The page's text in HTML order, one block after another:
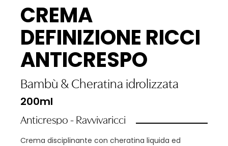
CREMA
DEFINIZIONE RICCI
ANTICRESPO
Bambù&Cheratina idrolizzata
200ml
Anticrespo - Ravvivaricci
Crema disciplinante con cheratina liquida ed